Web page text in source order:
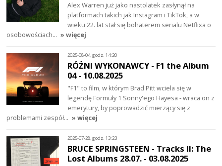
Alex Warren już jako nastolatek zasłynął na
platformach takich jak Instagram i TikTok, a w
wieku 22. lat stał się bohaterem serialu Netflixa o
osobowościach… » więcej
2025-08-04, godz. 14:20
RÓŻNI WYKONAWCY - F1 the Album
04 - 10.08.2025
"F1" to film, w którym Brad Pitt wciela się w
legendę Formuły 1 Sonny'ego Hayesa - wraca on z
emerytury, by poprowadzić mierzący się z
problemami zespół… » więcej
2025-07-28, godz. 13:23
BRUCE SPRINGSTEEN - Tracks II: The
Lost Albums 28.07. - 03.08.2025